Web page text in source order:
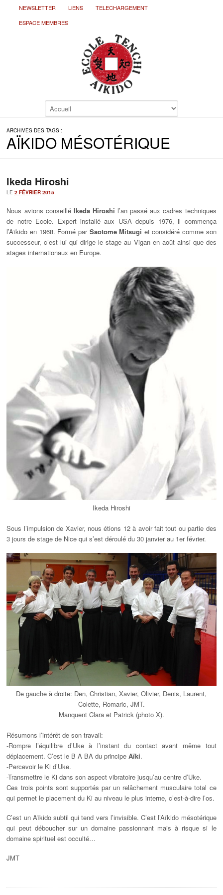
NEWSLETTER LiENS
TELECHARGEMENT
ESPACE MEMBRES
ARCHIVES DES TAGS :
AÏKIDO MÉSOTÉRIQUE
Ikeda Hiroshi
LE2 FÉVRIER 2015
Nous avions conseillé Ikeda Hiroshi l’an passé aux cadres techniques
de notre Ecole. Expert installé aux USA depuis 1976, il commença
l’Aïkido en 1968. Formé par Saotome Mitsugi et considéré comme son
successeur, c’est lui qui dirige le stage au Vigan en août ainsi que des
stages internationaux en Europe.
Ikeda Hiroshi
Sous l’impulsion de Xavier, nous étions 12 à avoir fait tout ou partie des
3 jours de stage de Nice qui s’est déroulé du 30 janvier au 1er février.
De gauche à droite: Den, Christian, Xavier, Olivier, Denis, Laurent,
Colette, Romaric, JMT.
Manquent Clara et Patrick (photo X).
Résumons l’intérêt de son travail:
-Rompre l’équilibre d’Uke à l’instant du contact avant même tout
déplacement. C’est le B A BA du principeAïki.
-Percevoir le Ki d’Uke.
-Transmettre le Ki dans son aspect vibratoire jusqu’au centre d’Uke.
Ces trois points sont supportés par un relâchement musculaire total ce
qui permet le placement du Ki au niveau le plus interne, c’est-à-dire l’os.
C’est un Aïkido subtil qui tend vers l’invisible. C’est l’Aïkido mésotérique
qui peut déboucher sur un domaine passionnant mais à risque si le
domaine spirituel est occulté…
JMT